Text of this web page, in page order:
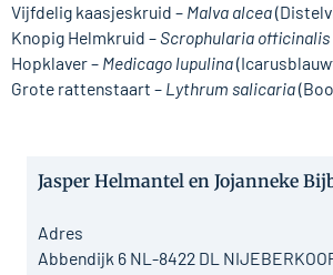
Jasper Helmantel en Jojanneke
Adres
Abbendijk 6 NL-8422 DL
Vijfdelig kaasjeskruid – Malva alcea
Knopig Helmkruid –Scrophularia officinalis
Hopklaver – Medicago lupulina
Grote rattenstaart – Lythrum salicaria